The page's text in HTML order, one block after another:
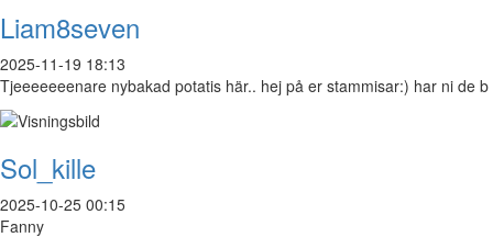
Liam8seven
2025-11-19 18:13
Tjeeeeeeenare nybakad potatis här.. hej på er stammisar:) har ni de b
Sol_kille
2025-10-25 00:15
Fanny